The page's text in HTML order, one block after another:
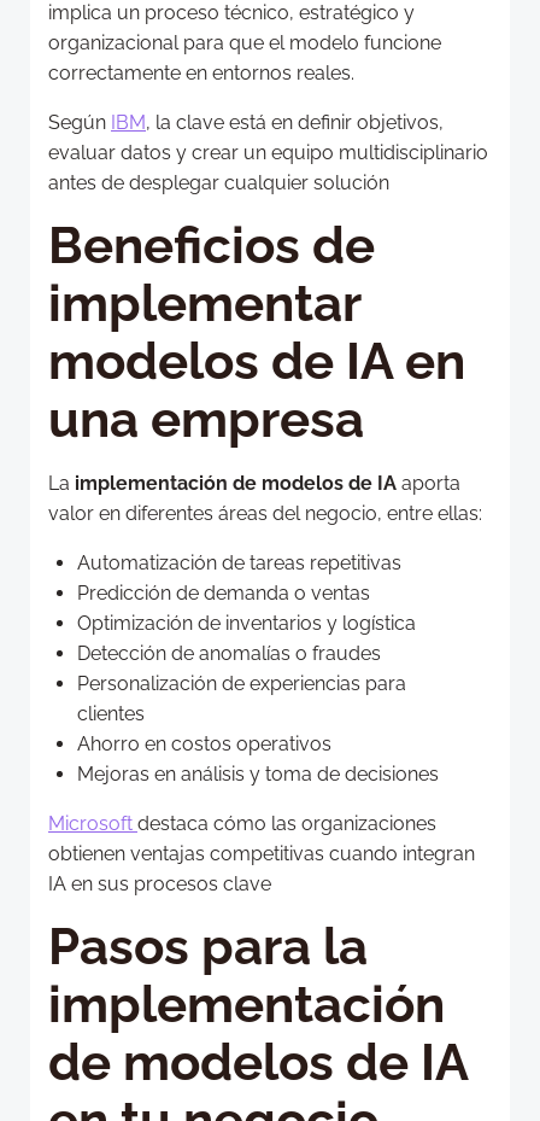
implica un proceso técnico, estratégico y
organizacional para que el modelo funcione
correctamente en entornos reales.
Según IBM, la clave está en definir objetivos,
evaluar datos y crear un equipo multidisciplinario
antes de desplegar cualquier solución
Beneficios de
implementar
modelos de IA en
una empresa
La implementación de modelos de IA aporta
valor en diferentes áreas del negocio, entre ellas:
Automatización de tareas repetitivas
Predicción de demanda o ventas
Optimización de inventarios y logística
Detección de anomalías o fraudes
Personalización de experiencias para
clientes
Ahorro en costos operativos
Mejoras en análisis y toma de decisiones
Microsoft destaca cómo las organizaciones
obtienen ventajas competitivas cuando integran
IA en sus procesos clave
Pasos para la
implementación
de modelos de IA